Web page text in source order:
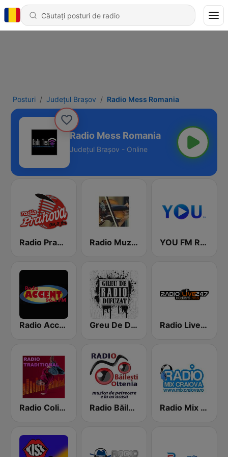
Posturi Județul Brașov Radio Mess Romania
Radio Mess Romania
Județul Brașov - Online
Radio Prahova Radio Muzica Petrecere YOU FM Romania
Radio Accent Greu De Difuzat Radio Live247
Radio Colinde Radio Băilești Oltenia Radio Mix Romania